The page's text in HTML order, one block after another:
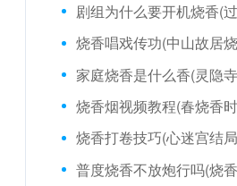
烧香唱戏传功(中山故居